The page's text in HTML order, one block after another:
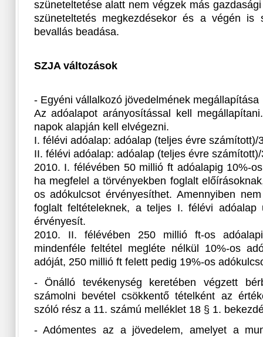
szüneteltetése alatt nem végzek más
szüneteltetés megkezdésekor és a végén is
bevallás beadása.
SZJA változások
- Egyéni vállalkozó jövedelmének megállapítása
Az adóalapot arányosítással kell
napok alapján kell elvégezni.
I. félévi adóalap: adóalap (teljes évre számított)/
II. félévi adóalap: adóalap (teljes évre
2010. I. félévében 50 millió ft adóalapig 10%-
ha megfelel a törvényekben foglalt
os adókulcsot érvényesíthet. Amennyiben
foglalt feltételeknek, a teljes I. félévi adóalap
érvényesít.
2010. II. félévében 250 millió ft-os
mindenféle feltétel megléte nélkül 10%-os
adóját, 250 millió ft felett pedig 19%-os
- Önálló tevékenység keretében végzett
számolni bevétel csökkentő tételként az
szóló rész a 11. számú melléklet 18 § 1.
- Adómentes az a jövedelem, amelyet a